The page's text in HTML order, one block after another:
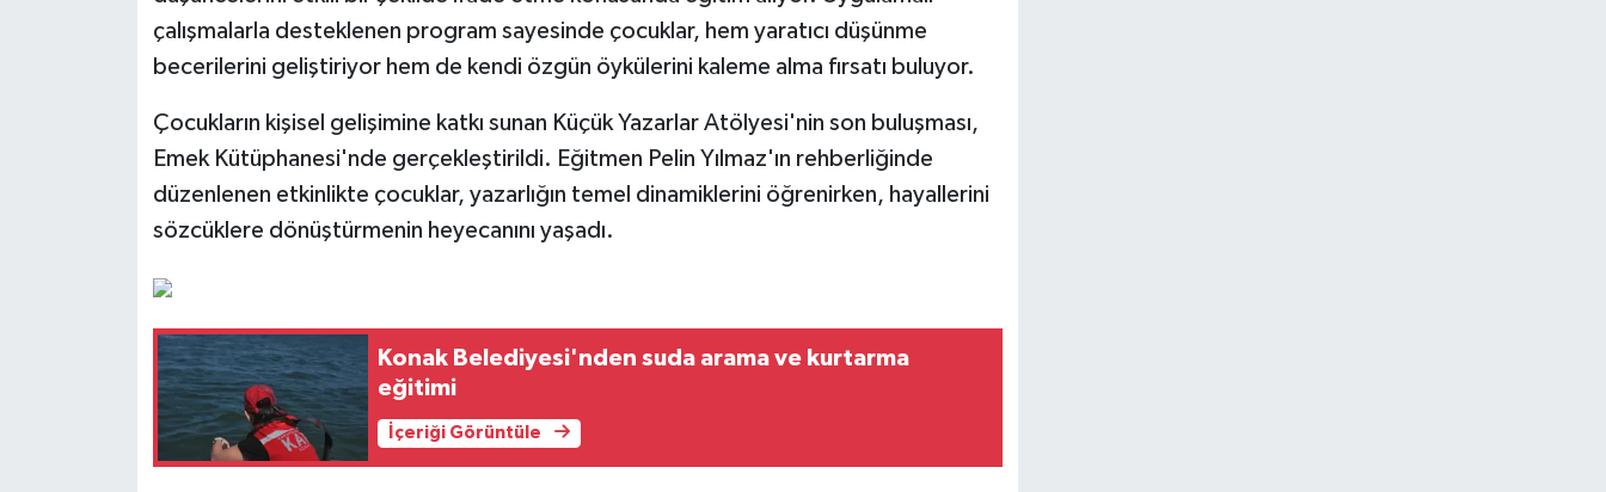
çalışmalarla desteklenen program sayesinde çocuklar, hem yaratıcı düşünme
becerilerini geliştiriyor hem de kendi özgün öykülerini kaleme alma fırsatı buluyor.
Çocukların kişisel gelişimine katkı sunan Küçük Yazarlar Atölyesi'nin son buluşması,
Emek Kütüphanesi'nde gerçekleştirildi. Eğitmen Pelin Yılmaz'ın rehberliğinde
düzenlenen etkinlikte çocuklar, yazarlığın temel dinamiklerini öğrenirken, hayallerini
sözcüklere dönüştürmenin heyecanını yaşadı.
Konak Belediyesi'nden suda arama ve kurtarma
eğitimi
İçeriği Görüntüle